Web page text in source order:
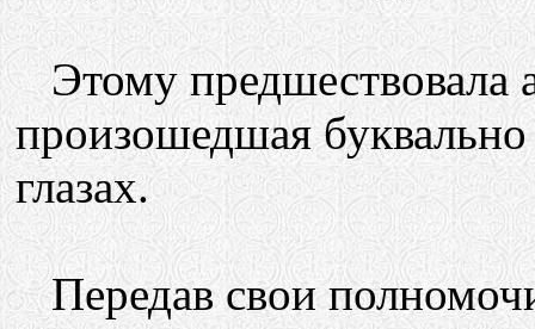
Этому предшествовала
произошедшая буквально
глазах.
Передав свои